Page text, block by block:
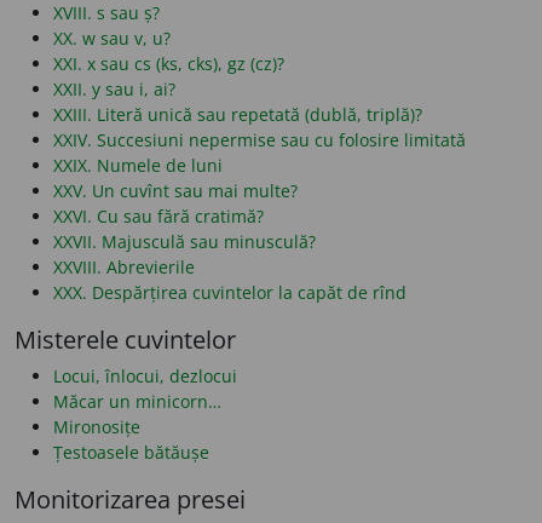
XVIII. s sau ș?
XX. w sau v, u?
XXI. x sau cs (ks, cks), gz (cz)?
XXII. y sau i, ai?
XXIII. Literă unică sau repetată (dublă, triplă)?
XXIV. Succesiuni nepermise sau cu folosire limitată
XXIX. Numele de luni
XXV. Un cuvînt sau mai multe?
XXVI. Cu sau fără cratimă?
XXVII. Majusculă sau minusculă?
XXVIII. Abrevierile
XXX. Despărțirea cuvintelor la capăt de rînd
Misterele cuvintelor
Locui, înlocui, dezlocui
Măcar un minicorn…
Mironosițe
Țestoasele bătăușe
Monitorizarea presei